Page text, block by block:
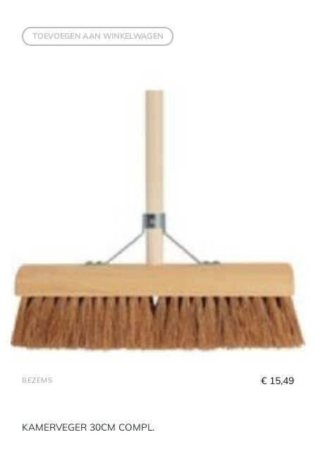
TOEVOEGEN AAN WINKELWAGEN
BEZEMS
KAMERVEGER 30CM COMPL.
€ 15,49